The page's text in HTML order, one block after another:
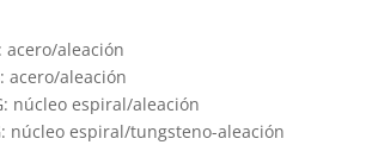
acero/aleación
acero/aleación
núcleo espiral/aleación
núcleo espiral/tungsteno-aleación